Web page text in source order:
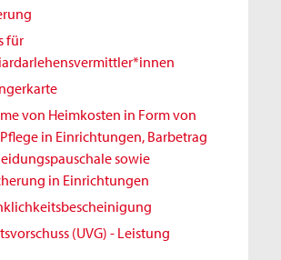
für
von Heimkosten in Form von
in Einrichtungen, Barbetrag
sowie
in Einrichtungen
(UVG) - Leistung